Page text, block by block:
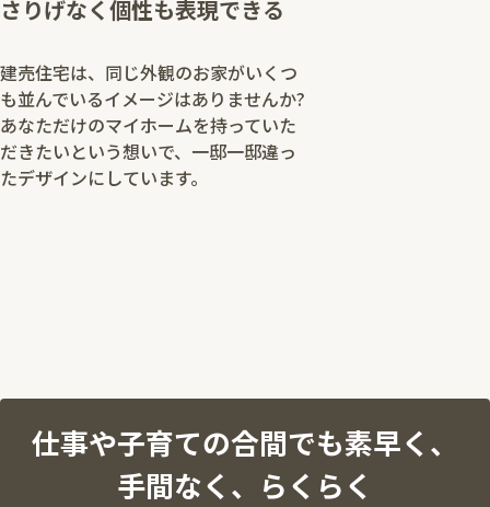
さりげなく個性も表現できる
建売住宅は、同じ外観のお家がいくつ
も並んでいるイメージはありませんか?
あなただけのマイホームを持っていた
だきたいという想いで、一邸一邸違っ
たデザインにしています。
仕事や子育ての合間でも素早く、
手間なく、らくらく